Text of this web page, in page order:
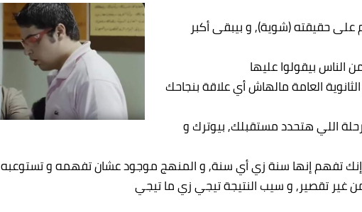
على حقيقته (شوية), و بيبقى أكبر
الناس بيقولوا عليها
العامة مالهاش أي علاقة بنجاحك
اللي هتحدد مستقبلك, بيوترك و
إنك تفهم إنها سنة زي أي سنة, و المنهج موجود عشان تفهمه و تستوعبه
غير تقصير, و سيب النتيجة تيجي زي ما تيجي